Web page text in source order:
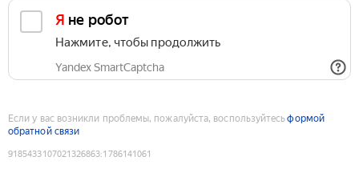
Я не робот
Нажмите, чтобы продолжить
Yandex SmartCaptcha
Если у вас возникли проблемы, пожалуйста, воспользуйтесьформой
обратной связи
9185433107021326863:1786141061